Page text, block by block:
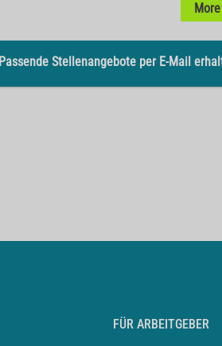
Passende Stellenangebote per E-Mail
FÜR ARBEITGEBER